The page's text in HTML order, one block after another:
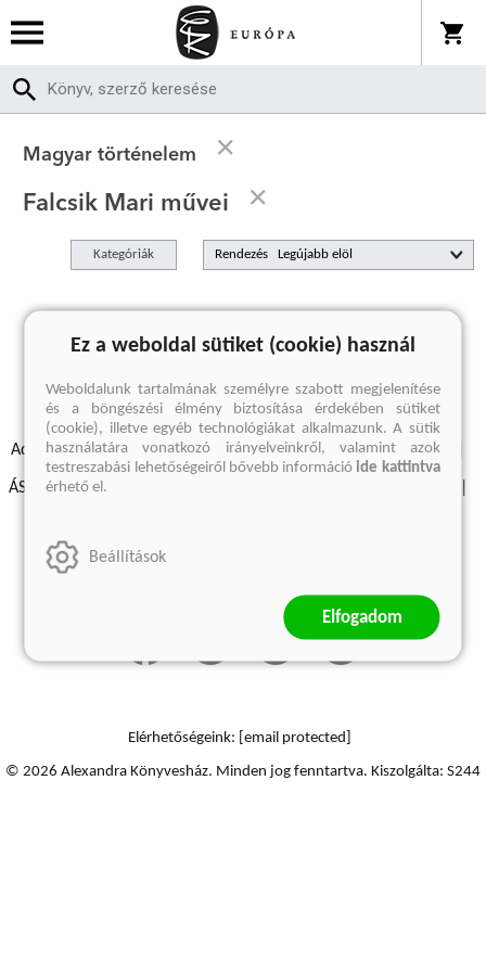
Magyar történelem
Falcsik Mari művei
Kategóriák Rendezés
A keresett kifejezésre nincs találat
Adatvédelmi szabályzatok Elállási felmondási nyilatkozat
ÁSZF - Vásárlási feltételek
Szállítási információk
Elérhetőségeink: [email protected]
© 2026 Alexandra Könyvesház. Minden jog fenntartva. Kiszolgálta: S244
Ez a weboldal sütiket (cookie) használ
Weboldalunk tartalmának személyre szabott megjelenítése
és a böngészési élmény biztosítása érdekében sütiket
(cookie), illetve egyéb technológiákat alkalmazunk. A sütik
használatára vonatkozó irányelveinkről, valamint azok
testreszabási lehetőségeiről bővebb információide kattintva
érhető el.
Beállítások
Elfogadom